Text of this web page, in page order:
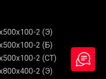
2 (Э)
2 (Б)
2 (СТ)
2 (Э)